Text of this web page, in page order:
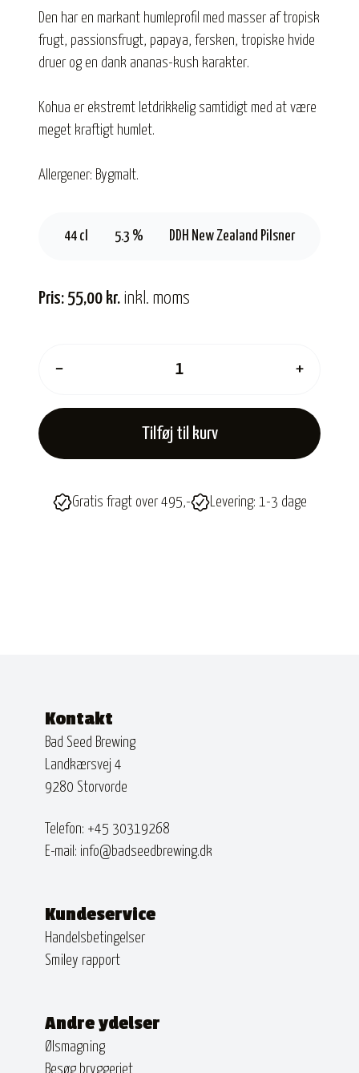
Den har en markant humleprofil med masser af tropisk
frugt, passionsfrugt, papaya, fersken, tropiske hvide
druer og en dank ananas-kush karakter.
Kohua er ekstremt letdrikkelig samtidigt med at være
meget kraftigt humlet.
Allergener: Bygmalt.
44 cl 5.3 % DDH New Zealand Pilsner
Pris: 55,00 kr. inkl. moms
− +
Tilføj til kurv
Gratis fragt over 495,- Levering: 1-3 dage
Kontakt
Bad Seed Brewing
Landkærsvej 4
9280 Storvorde
Telefon: +45 30319268
E-mail: info@badseedbrewing.dk
Kundeservice
Handelsbetingelser
Smiley rapport
Andre ydelser
Ølsmagning
Besøg bryggeriet